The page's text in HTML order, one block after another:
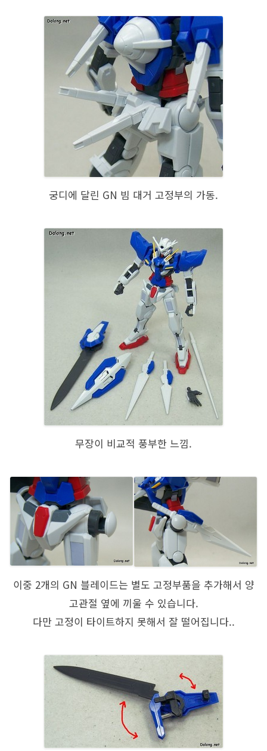
궁디에 달린 GN 빔 대거 고정부의 가동.
무장이 비교적 풍부한 느낌.
이중 2개의 GN 블레이드는 별도 고정부품을 추가해서 양
고관절 옆에 끼울 수 있습니다.
다만 고정이 타이트하지 못해서 잘 떨어집니다..